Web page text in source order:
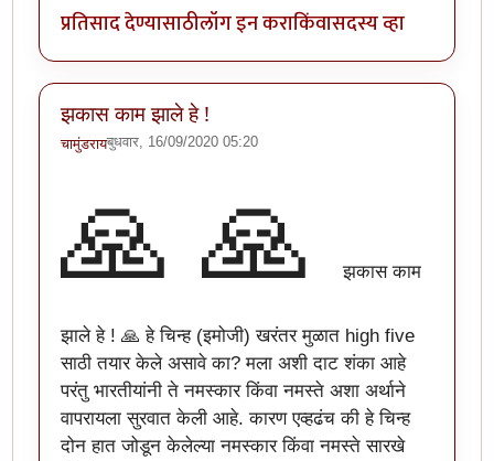
प्रतिसाद देण्यासाठीलॉग इन कराकिंवासदस्य व्हा
झकास काम झाले हे !
चामुंडरायबुधवार, 16/09/2020 05:20
🙏 🙏झकास काम
झाले हे ! 🙏 हे चिन्ह (इमोजी) खरंतर मुळात high five
साठी तयार केले असावे का? मला अशी दाट शंका आहे
परंतु भारतीयांनी ते नमस्कार किंवा नमस्ते अशा अर्थाने
वापरायला सुरवात केली आहे. कारण एव्हढंच की हे चिन्ह
दोन हात जोडून केलेल्या नमस्कार किंवा नमस्ते सारखे